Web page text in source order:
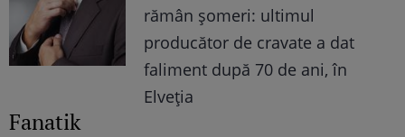
rămân șomeri: ultimul
producător de cravate a dat
faliment după 70 de ani, în
Elveția
Fanatik